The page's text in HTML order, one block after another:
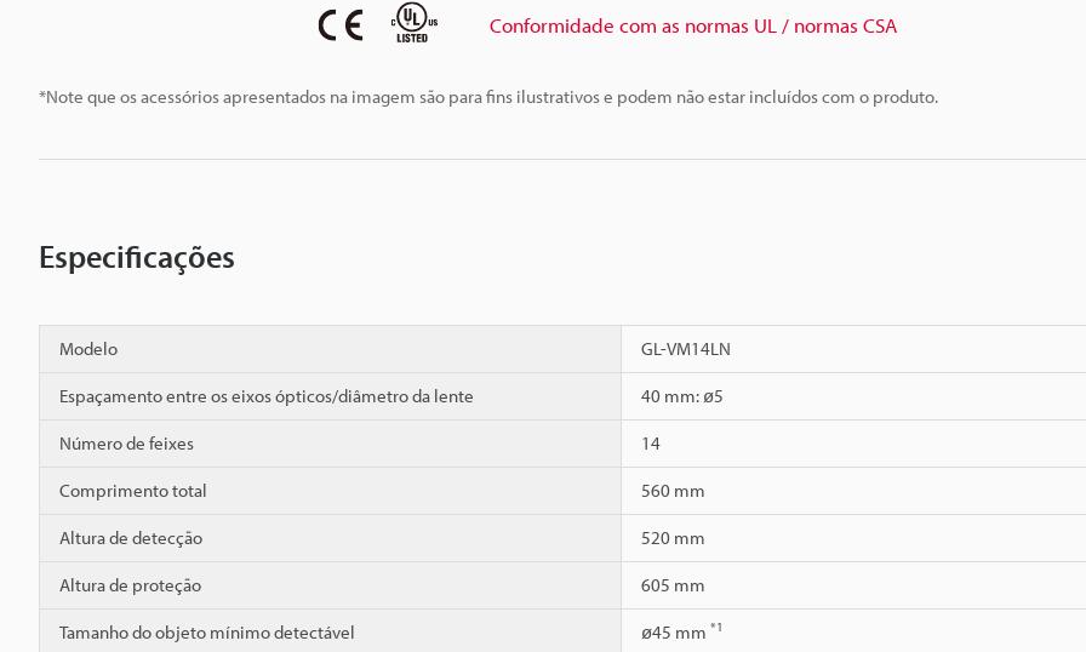
*Note que os acessórios apresentados na imagem são para fins ilustrativos e podem não estar incluídos com o produto.
Conformidade com as normas UL / normas CSA
Especificações
Modelo GL-VM14LN
Espaçamento entre os eixos ópticos/diâmetro da lente 40 mm: ø5
Número de feixes 14
Comprimento total 560 mm
Altura de detecção 520 mm
Altura de proteção 605 mm
Tamanho do objeto mínimo detectável ø45 mm *1